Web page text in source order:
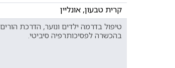
קרית טבעון, אונליין
טיפול בדרמה ילדים ונוער, הדרכת הורים
בהכשרה לפסיכותרפיה סיביטי.